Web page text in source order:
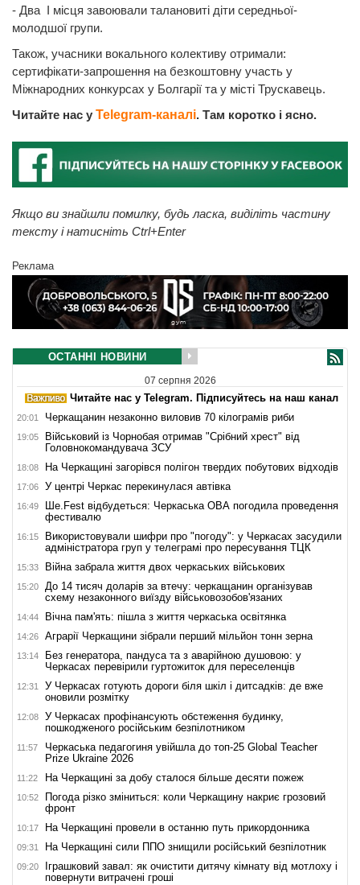
- Два І місця завоювали талановиті діти середньої-
молодшої групи.
Також, учасники вокального колективу отримали:
сертифікати-запрошення на безкоштовну участь у
Міжнародних конкурсах у Болгарії та у місті Трускавець.
Читайте нас у Telegram-каналі. Там коротко і ясно.
Якщо ви знайшли помилку, будь ласка, виділіть частину
тексту і натисніть Ctrl+Enter
Реклама
ОСТАННІ НОВИНИ
07 серпня 2026
Читайте нас у Telegram. Підписуйтесь на наш канал
20:01 Черкащанин незаконно виловив 70 кілограмів риби
19:05
Військовий із Чорнобая отримав "Срібний хрест" від
Головнокомандувача ЗСУ
18:08 На Черкащині загорівся полігон твердих побутових відходів
17:06 У центрі Черкас перекинулася автівка
16:49
Ше.Fest відбудеться: Черкаська ОВА погодила проведення
фестивалю
16:15
Використовували шифри про "погоду": у Черкасах засудили
адміністратора груп у телеграмі про пересування ТЦК
15:33 Війна забрала життя двох черкаських військових
15:20
До 14 тисяч доларів за втечу: черкащанин організував
схему незаконного виїзду військовозобов'язаних
14:44 Вічна пам'ять: пішла з життя черкаська освітянка
14:26 Аграрії Черкащини зібрали перший мільйон тонн зерна
13:14
Без генератора, пандуса та з аварійною душовою: у
Черкасах перевірили гуртожиток для переселенців
12:31
У Черкасах готують дороги біля шкіл і дитсадків: де вже
оновили розмітку
12:08
У Черкасах профінансують обстеження будинку,
пошкодженого російським безпілотником
11:57
Черкаська педагогиня увійшла до топ-25 Global Teacher
Prize Ukraine 2026
11:22 На Черкащині за добу сталося більше десяти пожеж
10:52
Погода різко зміниться: коли Черкащину накриє грозовий
фронт
10:17 На Черкащині провели в останню путь прикордонника
09:31 На Черкащині сили ППО знищили російський безпілотник
09:20
Іграшковий завал: як очистити дитячу кімнату від мотлоху і
повернути витрачені гроші